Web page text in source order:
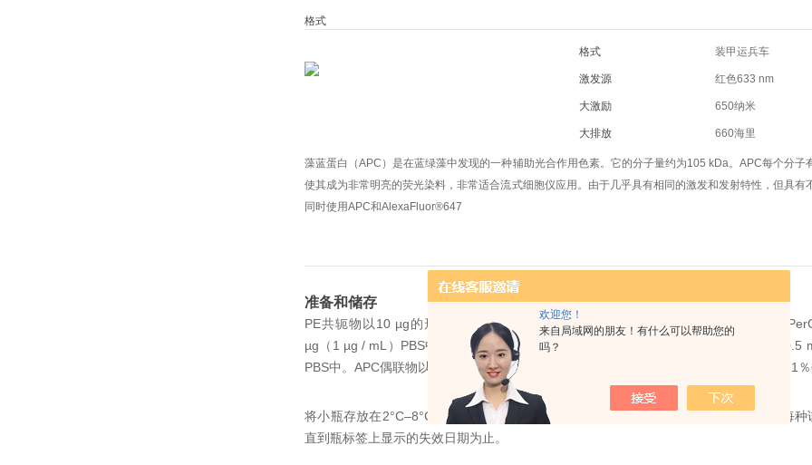
欢迎您！
来自局域网的朋友！有什么可以帮助您的
吗？
格式
格式 装甲运兵车
激发源 红色633 nm
大激励 650纳米
大排放 660海里
藻蓝蛋白（APC）是在蓝绿藻中发现的一种辅助光合作用色素。 它的分子量约为105 kDa。APC每个分子
使其成为非常明亮的荧光染料，非常适合流式细胞仪应用。 由于几乎具有相同的激发和发射特性，但具有
同时使用APC和AlexaFluor®647
准备和储存
PE共轭物以10 µg的形式溶于1.0 mL（10 µg / mL）的磷酸盐缓冲液（PBS）中。
µg（1 µg / mL）PBS中的1 µg形式提供。PE-Cy7偶联物以6.25 µg的形式提供，溶于0.5
PBS中。 APC偶联物以0.5 µg（10 µg / mL）PBS中的5 µg形式提供。 PBS含有明胶和0.1％
将小瓶存放在2°C–8°C下。 共轭形式不应冷冻。
按指示存放时，每
直到瓶标签上显示的失效日期为止。